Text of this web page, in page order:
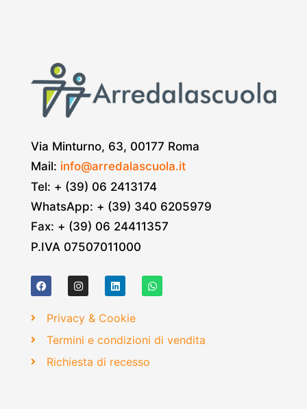
Via Minturno, 63, 00177 Roma
Mail: info@arredalascuola.it
Tel: + (39) 06 2413174
WhatsApp: + (39) 340 6205979
Fax: + (39) 06 24411357
P.IVA 07507011000
Privacy & Cookie
Termini e condizioni di vendita
Richiesta di recesso